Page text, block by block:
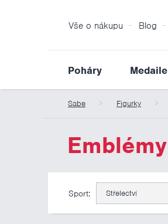
Vše o nákupu Blog
Poháry Medaile
Sabe Figurky
Emblémy
Sport: Střelectví